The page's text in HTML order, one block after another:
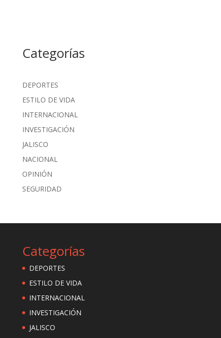
Categorías
DEPORTES
ESTILO DE VIDA
INTERNACIONAL
INVESTIGACIÓN
JALISCO
NACIONAL
OPINIÓN
SEGURIDAD
Categorías
DEPORTES
ESTILO DE VIDA
INTERNACIONAL
INVESTIGACIÓN
JALISCO